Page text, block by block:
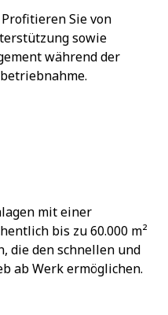
Sie von
sowie
während der
mit einer
bis zu 60.000 m²
die den schnellen und
ab Werk ermöglichen.